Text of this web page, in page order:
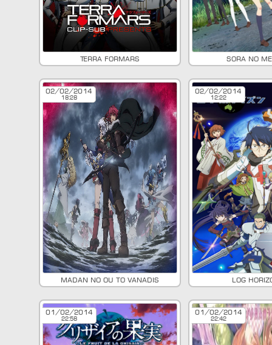
Terra Formars Sora no
02/02/2014
18:28
Madan no Ou to Vanadis
02/02/2014
12:22
Log
01/02/2014
22:58
01/02/2014
22:42